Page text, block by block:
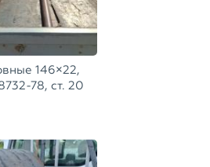
146×22,
78, ст. 20